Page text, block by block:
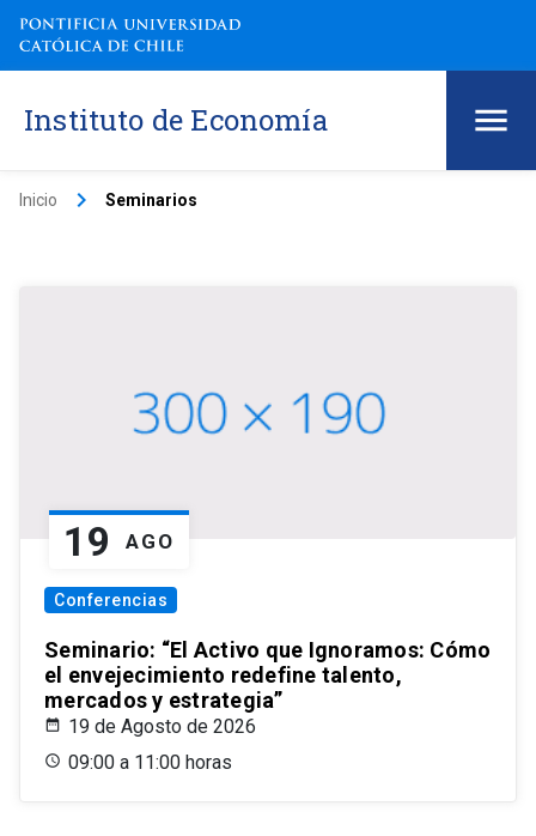
Instituto de Economía
Inicio keyboard_arrow_right Seminarios
19 AGO
Conferencias
Seminario: “El Activo que Ignoramos: Cómo
el envejecimiento redefine talento,
mercados y estrategia”
19 de Agosto de 2026
09:00 a 11:00 horas